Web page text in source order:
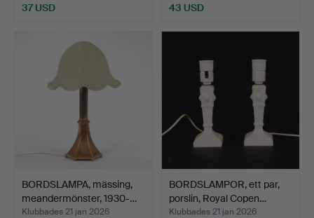
37 USD 43 USD
BORDSLAMPA, mässing,
meandermönster, 1930-…
Klubbades 21 jan 2026
BORDSLAMPOR, ett par,
porslin, Royal Copen…
Klubbades 21 jan 2026